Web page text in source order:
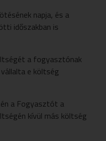
napja, és a
időszakban is
a fogyasztónak
e költség
a Fogyasztót a
kívül más költség